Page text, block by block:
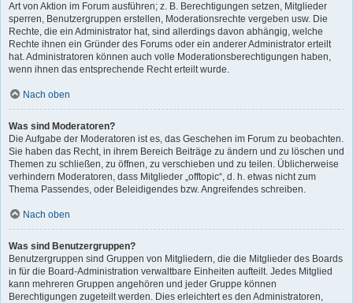
Art von Aktion im Forum ausführen; z. B. Berechtigungen setzen, Mitglieder
sperren, Benutzergruppen erstellen, Moderationsrechte vergeben usw. Die
Rechte, die ein Administrator hat, sind allerdings davon abhängig, welche
Rechte ihnen ein Gründer des Forums oder ein anderer Administrator erteilt
hat. Administratoren können auch volle Moderationsberechtigungen haben,
wenn ihnen das entsprechende Recht erteilt wurde.
Nach oben
Was sind Moderatoren?
Die Aufgabe der Moderatoren ist es, das Geschehen im Forum zu beobachten.
Sie haben das Recht, in ihrem Bereich Beiträge zu ändern und zu löschen und
Themen zu schließen, zu öffnen, zu verschieben und zu teilen. Üblicherweise
verhindern Moderatoren, dass Mitglieder „offtopic“, d. h. etwas nicht zum
Thema Passendes, oder Beleidigendes bzw. Angreifendes schreiben.
Nach oben
Was sind Benutzergruppen?
Benutzergruppen sind Gruppen von Mitgliedern, die die Mitglieder des Boards
in für die Board-Administration verwaltbare Einheiten aufteilt. Jedes Mitglied
kann mehreren Gruppen angehören und jeder Gruppe können
Berechtigungen zugeteilt werden. Dies erleichtert es den Administratoren,